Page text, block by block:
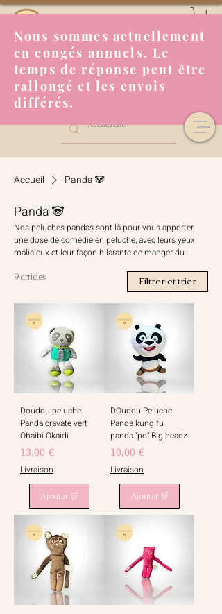
Nous sommes actuellement
en congés annuels. Le
temps de réponse peut être
rallongé et les envois
différés.
Accueil Panda 🐼
Panda 🐼
Nos peluches-pandas sont là pour vous apporter
une dose de comédie en peluche, avec leurs yeux
malicieux et leur façon hilarante de manger du
9 articles Filtrer et trier
Doudou peluche
Panda cravate vert
Obaibi Okaidi
Prix
13,00 €
Livraison
Ajouter 🛒
DOudou Peluche
Panda kung fu
panda "po" Big headz
Prix
10,00 €
Livraison
Ajouter 🛒